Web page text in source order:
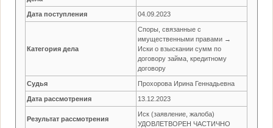
Дата поступления 04.09.2023
Категория дела
Споры, связанные с
имущественными правами →
Иски о взыскании сумм по
договору займа, кредитному
договору
Судья Прохорова Ирина Геннадьевна
Дата рассмотрения 13.12.2023
Результат рассмотрения
Иск (заявление, жалоба)
УДОВЛЕТВОРЕН ЧАСТИЧНО